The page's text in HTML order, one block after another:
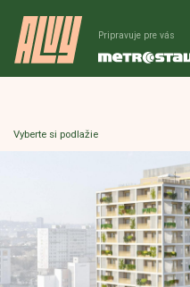
Pripravuje pre vás